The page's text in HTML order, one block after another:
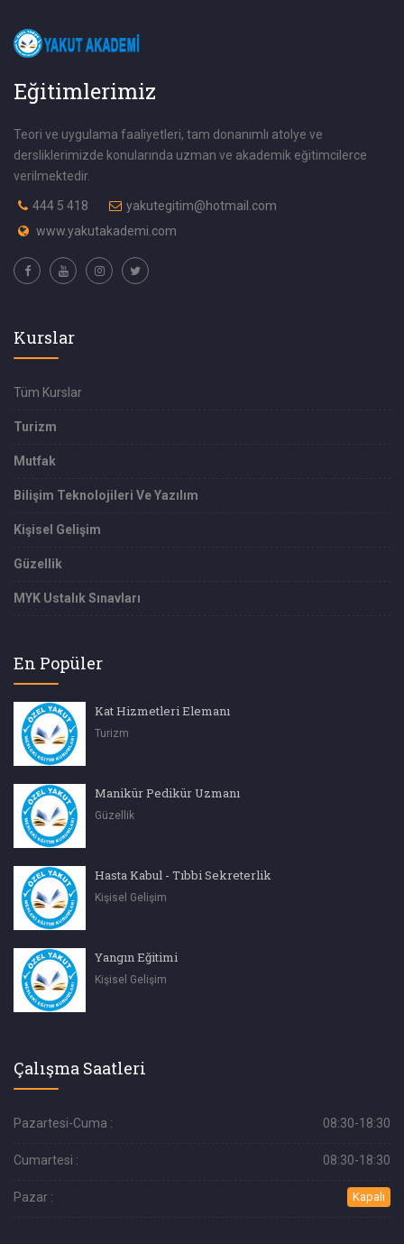
Eğitimlerimiz
Teori ve uygulama faaliyetleri, tam donanımlı atolye ve
dersliklerimizde konularında uzman ve akademik eğitimcilerce
verilmektedir.
444 5 418
yakutegitim@hotmail.com
www.yakutakademi.com
Kurslar
Tüm Kurslar
Turizm
Mutfak
Bilişim Teknolojileri Ve Yazılım
Kişisel Gelişim
Güzellik
MYK Ustalık Sınavları
En Popüler
Kat Hizmetleri Elemanı
Turizm
Manikür Pedikür Uzmanı
Güzellik
Hasta Kabul - Tıbbi Sekreterlik
Kişisel Gelişim
Yangın Eğitimi
Kişisel Gelişim
Çalışma Saatleri
Pazartesi-Cuma : 08:30-18:30
Cumartesi : 08:30-18:30
Pazar : Kapalı